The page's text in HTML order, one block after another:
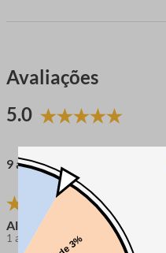
Avaliações
5.0
9 avaliações
Aline D
1 ano atrás